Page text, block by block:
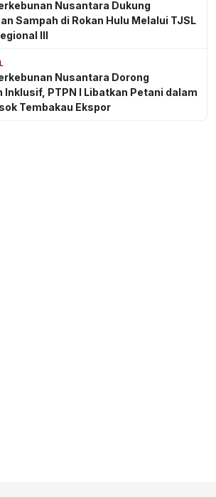
Nusantara Dukung
Sampah di Rokan Hulu Melalui TJSL
III
Nusantara Dorong
Inklusif, PTPN I Libatkan Petani dalam
Tembakau Ekspor